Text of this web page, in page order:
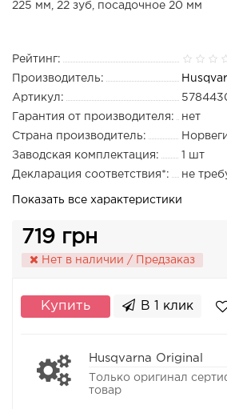
225 мм, 22 зуб, посадочное 20 мм
Рейтинг:
Производитель:
Артикул:
Гарантия от производителя:
нет
Страна производитель:
Заводская комплектация:
1 шт
Декларация соответствия*:
не
Показать все характеристики
719 грн
Нет в наличии / Предзаказ
Купить В 1 клик
Husqvarna Original
Только оригинал
товар